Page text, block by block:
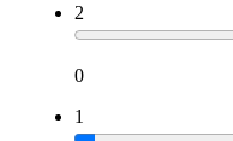
2
0
1